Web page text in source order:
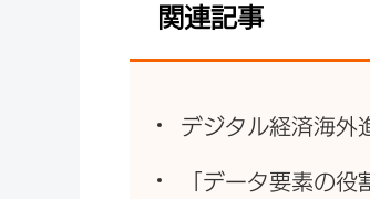
関連記事
デジタル経済海外
「データ要素の